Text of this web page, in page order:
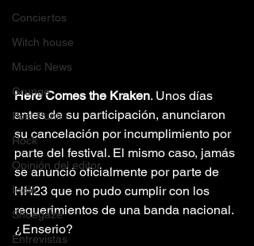
Conciertos
Witch house
Music News
Grunge
Post Punk
Rock
Opinión del editor
Indie
Shoegaze
Entrevistas
Here Comes the Kraken. Unos días
antes de su participación, anunciaron
su cancelación por incumplimiento por
parte del festival. El mismo caso, jamás
se anunció oficialmente por parte de
HH23 que no pudo cumplir con los
requerimientos de una banda nacional.
¿Enserio?